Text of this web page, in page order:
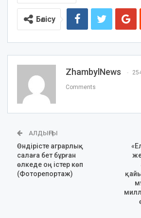
Бөлісу
ZhambylNews
Comments
АЛДЫҢҒЫ
Өндірісте аграрлық
салаға бет бұрған
өлкеде оң істер көп
(Фоторепортаж)